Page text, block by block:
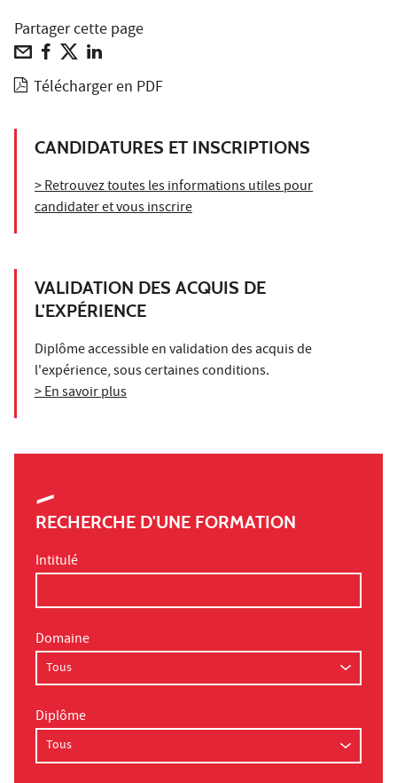
Partager cette page
Télécharger en PDF
CANDIDATURES ET INSCRIPTIONS
> Retrouvez toutes les informations utiles pour
candidater et vous inscrire
VALIDATION DES ACQUIS DE
L'EXPÉRIENCE
Diplôme accessible en validation des acquis de
l'expérience, sous certaines conditions.
> En savoir plus
RECHERCHE D'UNE FORMATION
Intitulé
Domaine
Diplôme